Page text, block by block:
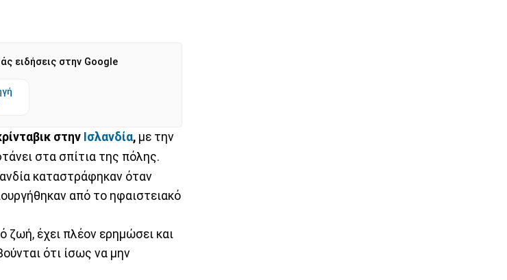
ειδήσεις στην Google
στην Ισλανδία, με την
στα σπίτια της πόλης.
καταστράφηκαν όταν
από το ηφαιστειακό
ζωή, έχει πλέον ερημώσει και
ότι ίσως να μην